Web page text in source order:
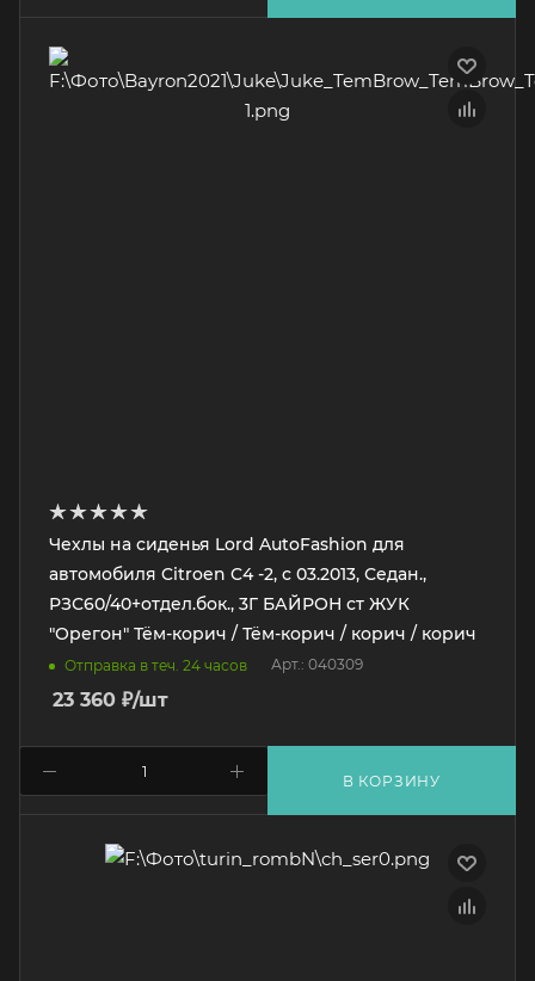
Чехлы на сиденья Lord AutoFashion для
автомобиля Citroen C4 -2, с 03.2013, Седан.,
РЗС60/40+отдел.бок., 3Г БАЙРОН ст ЖУК
"Орегон" Тём-корич / Тём-корич / корич / корич
Отправка в теч. 24 часов Арт.: 040309
23 360 ₽/шт
В КОРЗИНУ